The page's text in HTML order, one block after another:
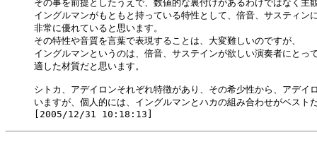
その事を前提としたうえで、数値的な裏付けがあるわけではなく主
イングルマンがもともと持っている特性として、倍音、サスティン
非常に優れていると思います。
その特性や音質を言葉で表現することは、大変難しいのですが、
イングルマンというのは、倍音、サステインが欲しい演奏者にとっ
適した材質だと思います。
シトカ、アデイロンそれぞれ特徴があり、その希少性から、アデイ
いますが、個人的には、イングルマンとハカの組み合わせがベスト